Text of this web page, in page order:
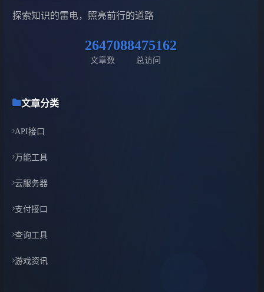
探索知识的雷电，照亮前行的道路
26470
文章数
88475162
总访问
文章分类
API接口
万能工具
云服务器
支付接口
查询工具
游戏资讯